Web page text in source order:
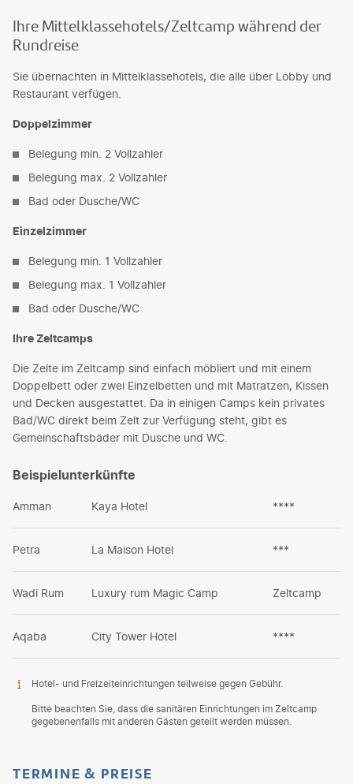
Ihre Mittelklassehotels/Zeltcamp während der
Rundreise
Sie übernachten in Mittelklassehotels, die alle über Lobby und
Restaurant verfügen.
Doppelzimmer
Belegung min. 2 Vollzahler
Belegung max. 2 Vollzahler
Bad oder Dusche/WC
Einzelzimmer
Belegung min. 1 Vollzahler
Belegung max. 1 Vollzahler
Bad oder Dusche/WC
Ihre Zeltcamps
Die Zelte im Zeltcamp sind einfach möbliert und mit einem
Doppelbett oder zwei Einzelbetten und mit Matratzen, Kissen
und Decken ausgestattet. Da in einigen Camps kein privates
Bad/WC direkt beim Zelt zur Verfügung steht, gibt es
Gemeinschaftsbäder mit Dusche und WC.
Beispielunterkünfte
Amman Kaya Hotel ****
Petra La Maison Hotel ***
Wadi Rum Luxury rum Magic Camp Zeltcamp
Aqaba City Tower Hotel ****
Hotel- und Freizeiteinrichtungen teilweise gegen Gebühr.
Bitte beachten Sie, dass die sanitären Einrichtungen im Zeltcamp
gegebenenfalls mit anderen Gästen geteilt werden müssen.
TERMINE & PREISE